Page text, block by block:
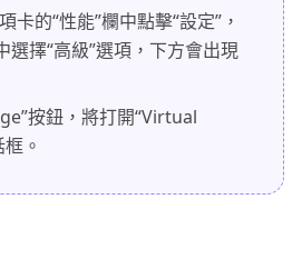
卡的“性能”欄中點擊“設定”，
選擇“高級”選項，下方會出現
按鈕，將打開“Virtual
。